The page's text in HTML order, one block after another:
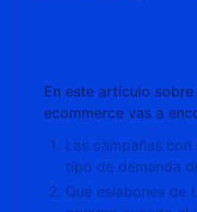
En este artículo
ecommerce vas a
Las campañas
tipo de demanda
Qué eslabones de